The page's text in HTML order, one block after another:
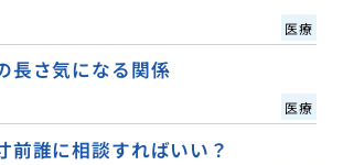
医療
長さ気になる関係
医療
前誰に相談すればいい？